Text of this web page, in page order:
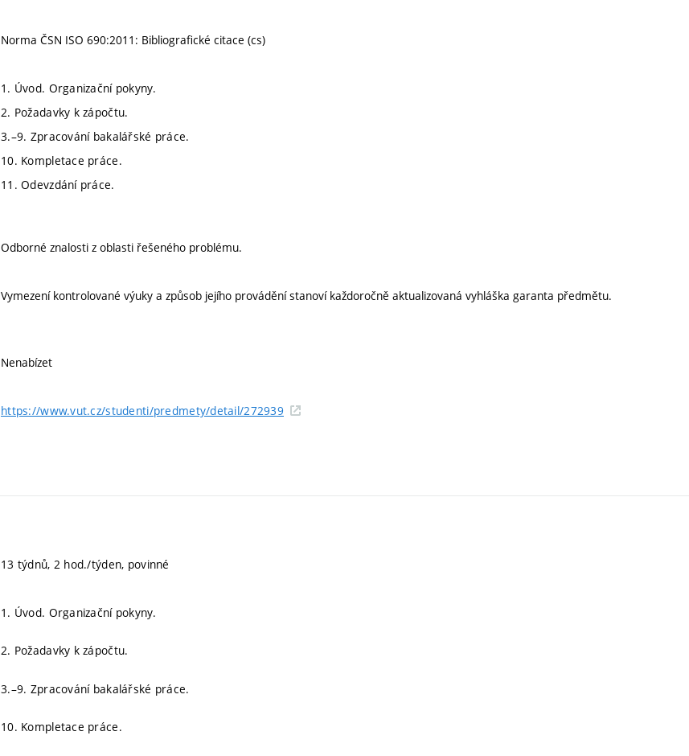
Norma ČSN ISO 690:2011: Bibliografické citace (cs)
1. Úvod. Organizační pokyny.
2. Požadavky k zápočtu.
3.–9. Zpracování bakalářské práce.
10. Kompletace práce.
11. Odevzdání práce.
Odborné znalosti z oblasti řešeného problému.
Vymezení kontrolované výuky a způsob jejího provádění stanoví každoročně aktualizovaná vyhláška garanta předmětu.
Nenabízet
https://www.vut.cz/studenti/predmety/detail/272939
13 týdnů, 2 hod./týden, povinné
1. Úvod. Organizační pokyny.
2. Požadavky k zápočtu.
3.–9. Zpracování bakalářské práce.
10. Kompletace práce.